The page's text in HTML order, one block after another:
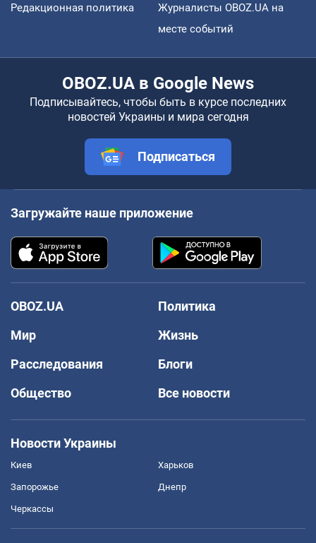
Редакционная политика
Журналисты OBOZ.UA на
месте событий
OBOZ.UA в Google News
Подписывайтесь, чтобы быть в курсе последних
новостей Украины и мира сегодня
Подписаться
Загружайте наше приложение
OBOZ.UA
Политика
Мир
Жизнь
Расследования
Блоги
Общество
Все новости
Новости Украины
Киев Харьков
Запорожье Днепр
Черкассы